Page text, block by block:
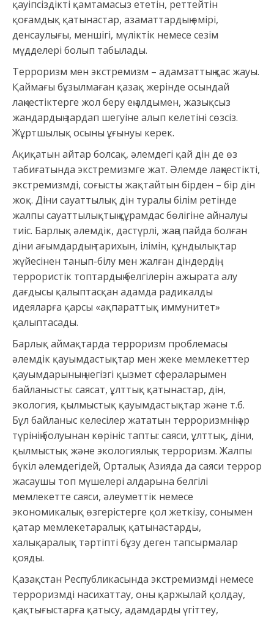
қауіпсіздікті қамтамасыз ететін, реттейтін
қоғамдық қатынастар, азаматтардың өмірі,
денсаулығы, меншігі, мүліктік немесе сезім
мүдделері болып табылады.
Терроризм мен экстремизм – адамзаттың қас жауы.
Қаймағы бұзылмаған қазақ жерінде осындай
лаңкестіктерге жол беру ең алдымен, жазықсыз
жандардың зардап шегуіне алып келетіні сөзсіз.
Жұртшылық осыны ұғынуы керек.
Ақиқатын айтар болсақ, әлемдегі қай дін де өз
табиғатында экстремизмге жат. Әлемде лаңкестікті,
экстремизмді, соғысты жақтайтын бірден – бір дін
жоқ. Діни сауаттылық дін туралы білім ретінде
жалпы сауаттылықтың құрамдас бөлігіне айналуы
тиіс. Барлық әлемдік, дәстүрлі, жаңа пайда болған
діни ағымдардың тарихын, ілімін, құндылықтар
жүйесінен танып-білу мен жалған діндердің,
террористік топтардың белгілерін ажырата алу
дағдысы қалыптасқан адамда радикалды
идеяларға қарсы «ақпараттық иммунитет»
қалыптасады.
Барлық аймақтарда терроризм проблемасы
әлемдік қауымдастықтар мен жеке мемлекеттер
қауымдарының негізгі қызмет сфераларымен
байланысты: саясат, ұлттық қатынастар, дін,
экология, қылмыстық қауымдастықтар және т.б.
Бұл байланыс келесілер жататын терроризмнің әр
түрінің болуынан көрініс тапты: саяси, ұлттық, діни,
қылмыстық және экологиялық терроризм. Жалпы
бүкіл әлемдегідей, Орталық Азияда да саяси террор
жасаушы топ мүшелері алдарына белгілі
мемлекетте саяси, әлеуметтік немесе
экономикалық өзгерістерге қол жеткізу, сонымен
қатар мемлекетаралық қатынастарды,
халықаралық тәртіпті бұзу деген тапсырмалар
қояды.
Қазақстан Республикасында экстремизмді немесе
терроризмді насихаттау, оны қаржылай қолдау,
қақтығыстарға қатысу, адамдарды үгіттеу,